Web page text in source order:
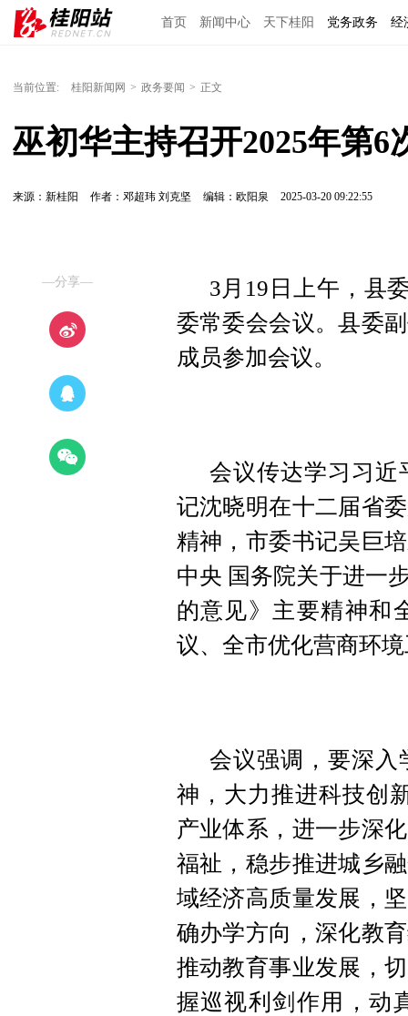
首页 新闻中心 天下桂阳 党务政务 经
当前位置: 桂阳新闻网 > 政务要闻 > 正文
巫初华主持召开2025年第6
来源：新桂阳 作者：邓超玮 刘克坚 编辑：欧阳泉 2025-03-20 09:22:55
—分享—
3月19日上午，县
委常委会会议。县委
成员参加会议。
会议传达学习习近
记沈晓明在十二届省
精神，市委书记吴巨
中央 国务院关于进一
的意见》主要精神和
议、全市优化营商环
会议强调，要深入
神，大力推进科技创
产业体系，进一步深
福祉，稳步推进城乡
域经济高质量发展，
确办学方向，深化教
推动教育事业发展，
握巡视利剑作用，动